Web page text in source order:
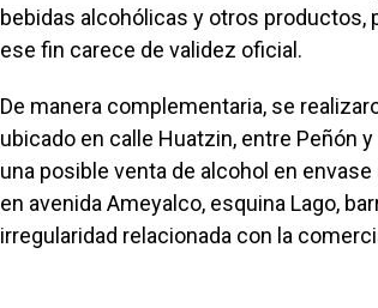
bebidas alcohólicas y otros
ese fin carece de validez oficial.
De manera complementaria, se
ubicado en calle Huatzin, entre Peñón
una posible venta de alcohol en
en avenida Ameyalco, esquina Lago,
irregularidad relacionada con la